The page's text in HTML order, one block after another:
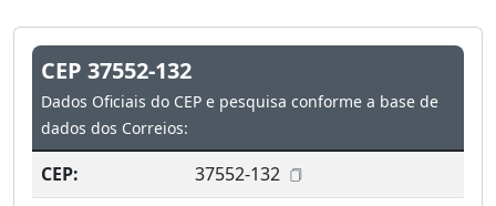
CEP 37552-132
Dados Oficiais do CEP e pesquisa conforme a base de
dados dos Correios:
CEP:
37552-132